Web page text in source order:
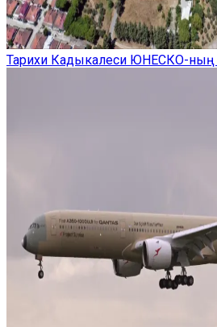
Тарихи Кадыкалеси ЮНЕСКО-ның